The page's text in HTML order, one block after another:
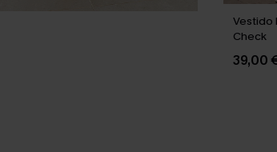
Vestido
Check
39,00